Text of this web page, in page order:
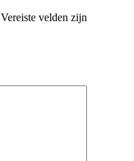
Vereiste velden zijn